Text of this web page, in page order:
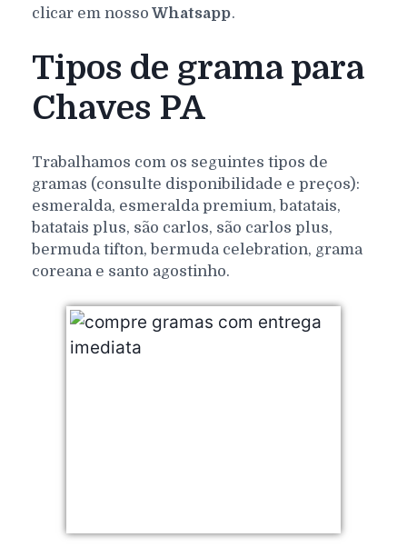
clicar em nosso Whatsapp.
Tipos de grama para
Chaves PA
Trabalhamos com os seguintes tipos de
gramas (consulte disponibilidade e preços):
esmeralda, esmeralda premium, batatais,
batatais plus, são carlos, são carlos plus,
bermuda tifton, bermuda celebration, grama
coreana e santo agostinho.